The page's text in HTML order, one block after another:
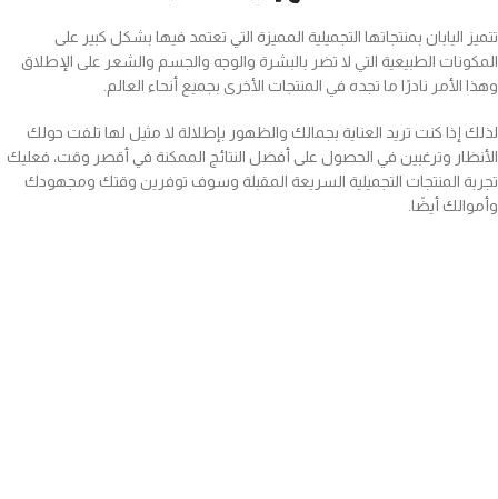
تتميز اليابان بمنتجاتها التجميلية المميزة التي تعتمد فيها بشكل كبير على
المكونات الطبيعية التي لا تضر بالبشرة والوجه والجسم والشعر على الإطلاق
وهذا الأمر نادرًا ما تجده في المنتجات الأخرى بجميع أنحاء العالم.
لذلك إذا كنت تريد العناية بجمالك والظهور بإطلالة لا مثيل لها تلفت حولك
الأنظار وترغبين في الحصول على أفضل النتائج الممكنة في أقصر وقت، فعليك
تجربة المنتجات التجميلية السريعة المقبلة وسوف توفرين وقتك ومجهودك
وأموالك أيضًا.